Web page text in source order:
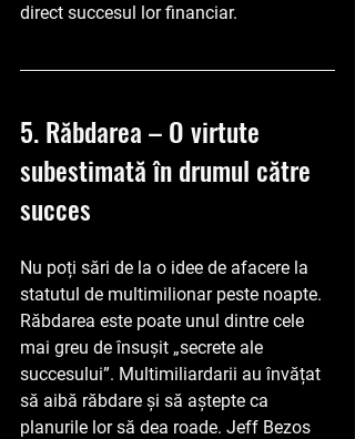
direct succesul lor financiar.
5. Răbdarea – O virtute
subestimată în drumul către
succes
Nu poți sări de la o idee de afacere la
statutul de multimilionar peste noapte.
Răbdarea este poate unul dintre cele
mai greu de însușit „secrete ale
succesului”. Multimiliardarii au învățat
să aibă răbdare și să aștepte ca
planurile lor să dea roade. Jeff Bezos